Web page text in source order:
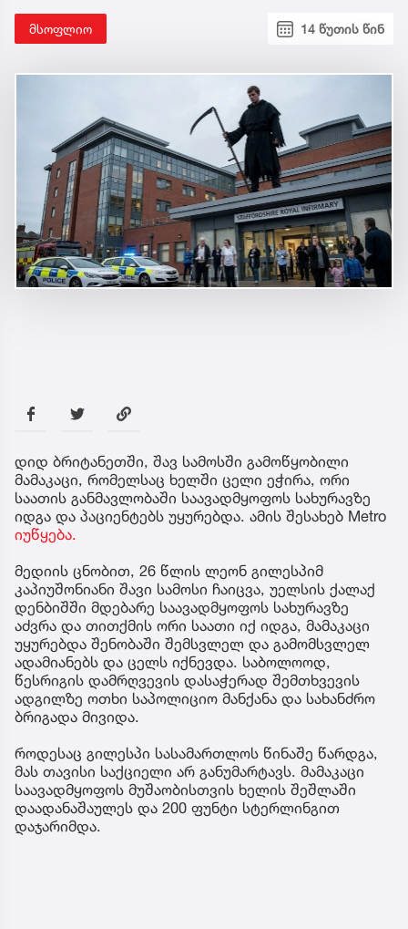
მსოფლიო 14 წუთის წინ
დიდ ბრიტანეთში, შავ სამოსში გამოწყობილი
მამაკაცი, რომელსაც ხელში ცელი ეჭირა, ორი
საათის განმავლობაში საავადმყოფოს სახურავზე
იდგა და პაციენტებს უყურებდა. ამის შესახებ Metro
იუწყება.
მედიის ცნობით, 26 წლის ლეონ გილესპიმ
კაპიუშონიანი შავი სამოსი ჩაიცვა, უელსის ქალაქ
დენბიშში მდებარე საავადმყოფოს სახურავზე
აძვრა და თითქმის ორი საათი იქ იდგა, მამაკაცი
უყურებდა შენობაში შემსვლელ და გამომსვლელ
ადამიანებს და ცელს იქნევდა. საბოლოოდ,
წესრიგის დამრღვევის დასაჭერად შემთხვევის
ადგილზე ოთხი საპოლიციო მანქანა და სახანძრო
ბრიგადა მივიდა.
როდესაც გილესპი სასამართლოს წინაშე წარდგა,
მას თავისი საქციელი არ განუმარტავს. მამაკაცი
საავადმყოფოს მუშაობისთვის ხელის შეშლაში
დაადანაშაულეს და 200 ფუნტი სტერლინგით
დაჯარიმდა.